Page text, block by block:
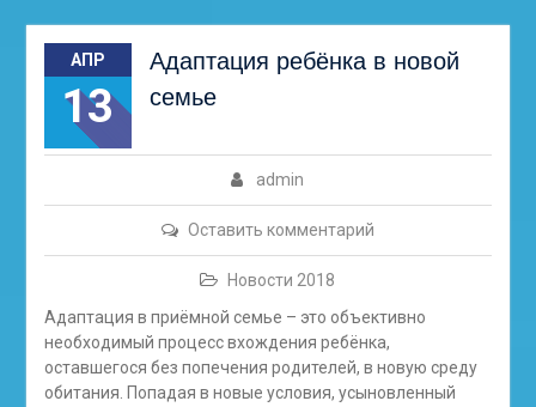
АПР
13
Адаптация ребёнка в новой
семье
admin
Оставить комментарий
Новости 2018
Адаптация в приёмной семье – это объективно
необходимый процесс вхождения ребёнка,
оставшегося без попечения родителей, в новую среду
обитания. Попадая в новые условия, усыновленный